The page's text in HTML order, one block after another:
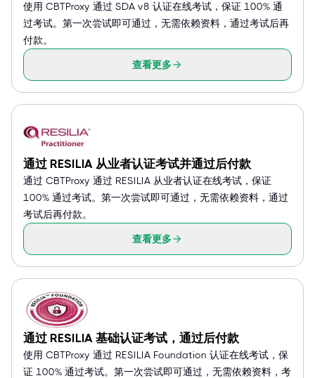
使用 CBTProxy 通过 SDA v8 认证在线考试，保证 100% 通
过考试。第一次尝试即可通过，无需依赖资料，通过考试后再
付款。
查看更多
通过 RESILIA 从业者认证考试并通过后付款
通过 CBTProxy 通过 RESILIA 从业者认证在线考试，保证
100% 通过考试。第一次尝试即可通过，无需依赖资料，通过
考试后再付款。
查看更多
通过 RESILIA 基础认证考试，通过后付款
使用 CBTProxy 通过 RESILIA Foundation 认证在线考试，保
证 100% 通过考试。第一次尝试即可通过，无需依赖资料，考